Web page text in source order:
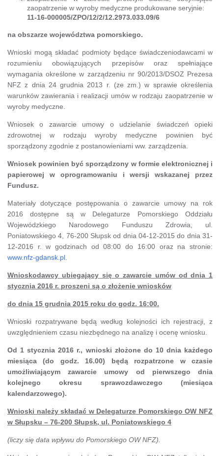
zaopatrzenie w wyroby medyczne produkowane seryjnie:
11-16-000005/ZPO/12/2/12.2973.033.09/6
na obszarze województwa pomorskiego.
Wnioski mogą składać podmioty będące świadczeniodawcami w
rozumieniu obowiązujących przepisów oraz spełniające
wymagania określone w zarządzeniu nr 90/2013/DSOZ Prezesa
NFZ z dnia 24 grudnia 2013 r. (ze zm.) w sprawie określenia
warunków zawierania i realizacji umów w rodzaju zaopatrzenie w
wyroby medyczne.
Wniosek o zawarcie umowy o udzielanie świadczeń opieki
zdrowotnej w rodzaju wyroby medyczne powinien być
sporządzony zgodnie z postanowieniami ww. zarządzenia.
Wniosek powinien być sporządzony w formie elektronicznej i
papierowej w oprogramowaniu i wersji wskazanej przez
Fundusz.
Materiały dotyczące postępowania o zawarcie umowy na rok
2016 dostępne są w Delegaturze Pomorskiego Oddziału
Wojewódzkiego Narodowego Funduszu Zdrowia, ul.
Poniatowskiego 4, 76-200 Słupsk od dnia 04-12-2015 do dnia 31-
12-2016 r. w godzinach od 08:00 do 16:00 oraz na stronie:
www.nfz-gdansk.pl
Wnioskodawcy ubiegający się o zawarcie umów od dnia 1
stycznia 2016 r. proszeni są o złożenie wniosków
do dnia 15 grudnia 2015 roku do godz. 16:00.
Wnioski rozpatrywane będą według kolejności ich rejestracji, z
uwzględnieniem czasu niezbędnego na analizę i ocenę wniosku.
Od 1 stycznia 2016 r., wnioski złożone do 10 dnia każdego
miesiąca (do godz. 16.00) będą rozpatrzone w czasie
umożliwiającym zawarcie umowy od pierwszego dnia
kolejnego okresu sprawozdawczego (miesiąca
kalendarzowego).
Wnioski należy składać w Delegaturze Pomorskiego OW NFZ
w Słupsku – 76-200 Słupsk, ul. Poniatowskiego 4
(liczy się data wpływu do Pomorskiego OW NFZ).